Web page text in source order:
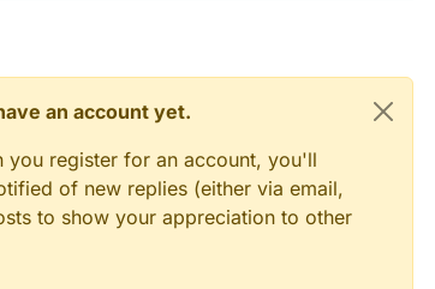
an account yet.
you register for an account, you'll
of new replies (either via email,
to show your appreciation to other